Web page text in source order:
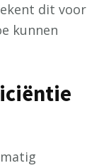
dit voor
kunnen